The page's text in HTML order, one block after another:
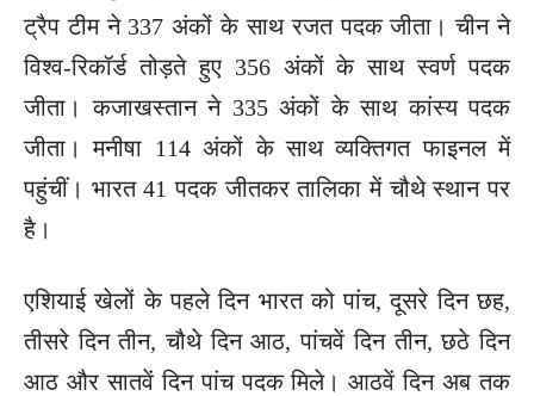
ट्रैप टीम ने 337 अंकों के साथ रजत पदक जीता। चीन ने
विश्व-रिकॉर्ड तोड़ते हुए 356 अंकों के साथ स्वर्ण पदक
जीता। कजाखस्तान ने 335 अंकों के साथ कांस्य पदक
जीता। मनीषा 114 अंकों के साथ व्यक्तिगत फाइनल में
पहुंचीं। भारत 41 पदक जीतकर तालिका में चौथे स्थान पर
है।
एशियाई खेलों के पहले दिन भारत को पांच, दूसरे दिन छह,
तीसरे दिन तीन, चौथे दिन आठ, पांचवें दिन तीन, छठे दिन
आठ और सातवें दिन पांच पदक मिले। आठवें दिन अब तक